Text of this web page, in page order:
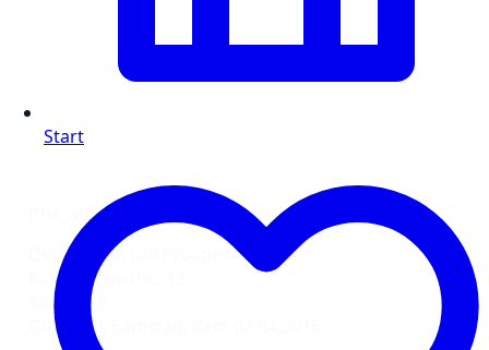
[the_ad id=“1316″]
Details zum Lidl Prospekt
Kalenderwoche: 13
Seiten: 10
Gültig bis Samstag, dem 02.04.2016
Start